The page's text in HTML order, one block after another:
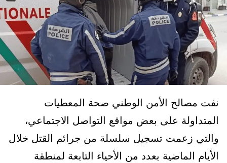
نفت مصالح الأمن الوطني صحة المعطيات
المتداولة على بعض مواقع التواصل الاجتماعي،
والتي زعمت تسجيل سلسلة من جرائم القتل خلال
الأيام الماضية بعدد من الأحياء التابعة لمنطقة